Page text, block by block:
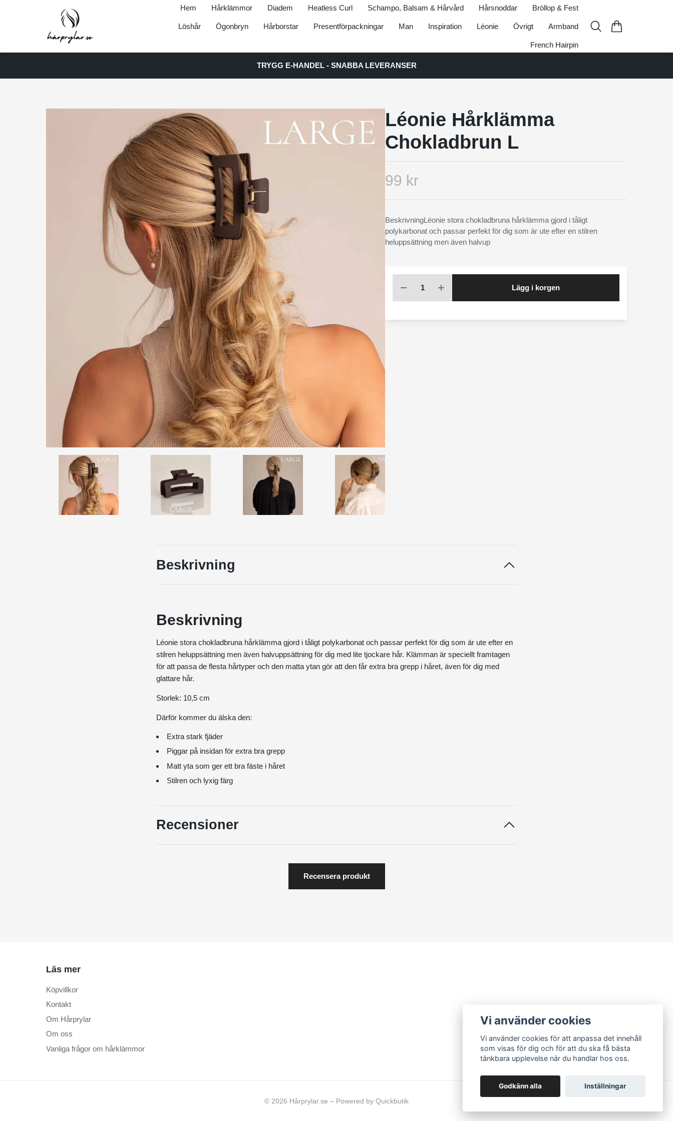
Hem Hårklämmor Diadem Heatless Curl Schampo, Balsam & Hårvård Hårsnoddar Bröllop & Fest
Löshår Ögonbryn Hårborstar Presentförpackningar Man Inspiration Léonie Övrigt Armband
French Hairpin
TRYGG E-HANDEL - SNABBA LEVERANSER
Léonie Hårklämma
Chokladbrun L
99 kr
BeskrivningLéonie stora chokladbruna hårklämma gjord i tåligt
polykarbonat och passar perfekt för dig som är ute efter en stilren
heluppsättning men även halvup
Lägg i korgen
Beskrivning
Beskrivning
Léonie stora chokladbruna hårklämma gjord i tåligt polykarbonat och passar perfekt för dig som är ute efter en
stilren heluppsättning men även halvuppsättning för dig med lite tjockare hår. Klämman är speciellt framtagen
för att passa de flesta hårtyper och den matta ytan gör att den får extra bra grepp i håret, även för dig med
glattare hår.
Storlek: 10,5 cm
Därför kommer du älska den:
Extra stark fjäder
Piggar på insidan för extra bra grepp
Matt yta som ger ett bra fäste i håret
Stilren och lyxig färg
Recensioner
Recensera produkt
Läs mer
Köpvillkor
Kontakt
Om Hårprylar
Om oss
Vanliga frågor om hårklämmor
© 2026 Hårprylar.se – Powered by Quickbutik
Vi använder cookies
Vi använder cookies för att anpassa det innehåll
som visas för dig och för att du ska få bästa
tänkbara upplevelse när du handlar hos oss.
Godkänn alla Inställningar